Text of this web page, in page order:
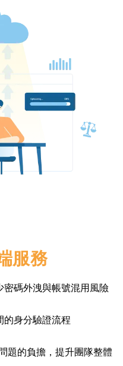
服務
碼外洩與帳號混用風險
的身分驗證流程
題的負擔，提升團隊整體